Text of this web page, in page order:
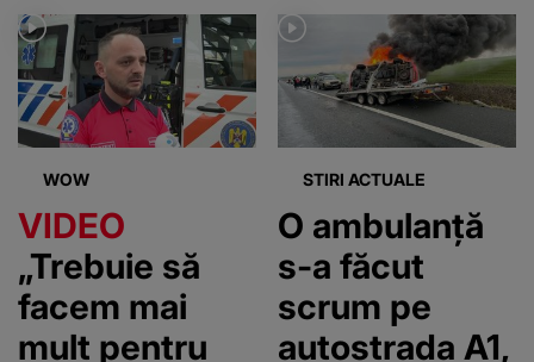
răsturnat. A
fost activat
Planul Roșu de
Intervenție
WOW
VIDEO
„Trebuie să
facem mai
mult pentru
STIRI ACTUALE
O ambulanță
s-a făcut
scrum pe
autostrada A1,